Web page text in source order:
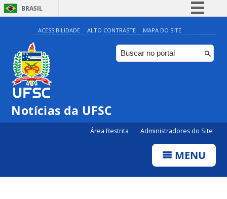
BRASIL
Simplifique!
Comunica BR
Participe
ACESSIBILIDADE ALTO CONTRASTE MAPA DO SITE
Notícias da UFSC
Área Restrita Administradores do Site
MENU